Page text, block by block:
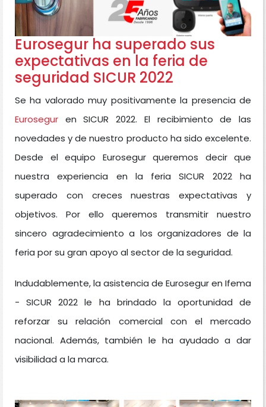
Eurosegur ha superado sus
expectativas en la feria de
seguridad SICUR 2022
Se ha valorado muy positivamente la presencia de
Eurosegur en SICUR 2022. El recibimiento de las
novedades y de nuestro producto ha sido excelente.
Desde el equipo Eurosegur queremos decir que
nuestra experiencia en la feria SICUR 2022 ha
superado con creces nuestras expectativas y
objetivos. Por ello queremos transmitir nuestro
sincero agradecimiento a los organizadores de la
feria por su gran apoyo al sector de la seguridad.
Indudablemente, la asistencia de Eurosegur en Ifema
- SICUR 2022 le ha brindado la oportunidad de
reforzar su relación comercial con el mercado
nacional. Además, también le ha ayudado a dar
visibilidad a la marca.